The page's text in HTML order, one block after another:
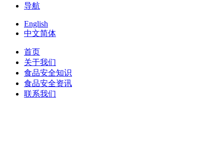
导航
English
中文简体
首页
关于我们
食品安全知识
食品安全资讯
联系我们